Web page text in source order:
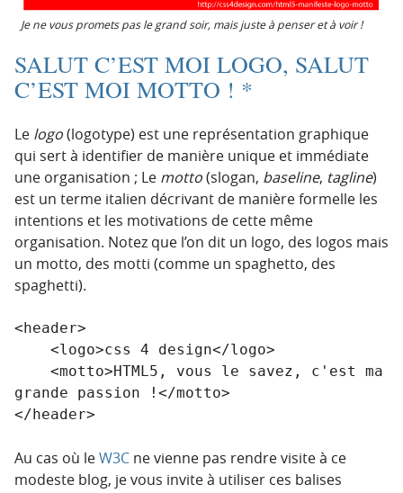
Je ne vous promets pas le grand soir, mais juste à penser et à voir !
SALUT C’EST MOI LOGO, SALUT
C’EST MOI MOTTO ! *
Le logo(logotype) est une représentation graphique
qui sert à identifier de manière unique et immédiate
une organisation ; Le motto(slogan, baseline, tagline)
est un terme italien décrivant de manière formelle les
intentions et les motivations de cette même
organisation. Notez que l’on dit un logo, des logos mais
un motto, des motti (comme un spaghetto, des
spaghetti).
<header>
grande passion !</motto>
</header>
Au cas où leW3C ne vienne pas rendre visite à ce
modeste blog, je vous invite à utiliser ces balises